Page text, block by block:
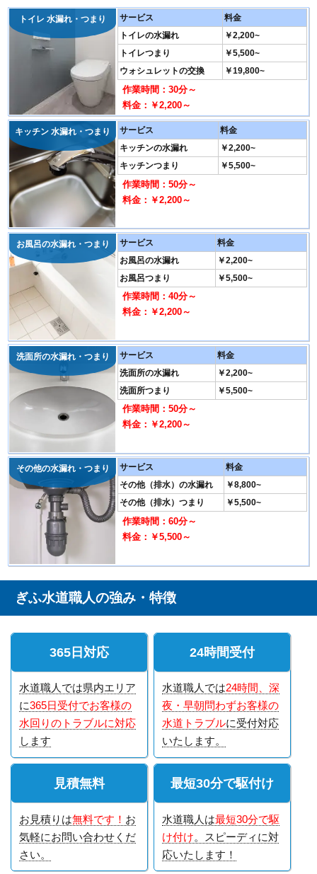
トイレ 水漏れ・つまり サービス
料金
トイレの水漏れ
￥2,200~
トイレつまり
￥5,500~
ウォシュレットの交換
￥19,800~
作業時間：30分～
料金：￥2,200～
キッチン 水漏れ・つまり サービス
料金
キッチンの水漏れ
￥2,200~
キッチンつまり
￥5,500~
作業時間：50分～
料金：￥2,200～
お風呂の水漏れ・つまり サービス
料金
お風呂の水漏れ
￥2,200~
お風呂つまり
￥5,500~
作業時間：40分～
料金：￥2,200～
洗面所の水漏れ・つまり サービス
料金
洗面所の水漏れ
￥2,200~
洗面所つまり
￥5,500~
作業時間：50分～
料金：￥2,200～
その他の水漏れ・つまり サービス
料金
その他（排水）の水漏れ
￥8,800~
その他（排水）つまり
￥5,500~
作業時間：60分～
料金：￥5,500～
ぎふ水道職人の強み・特徴
365日対応
水道職人では県内エリア
に365日受付でお客様の
水回りのトラブルに対応
します
24時間受付
水道職人では24時間、深
夜・早朝問わずお客様の
水道トラブルに受付対応
いたします。
見積無料
お見積りは無料です！ お
気軽にお問い合わせくだ
さい。
最短30分で駆付け
水道職人は最短30分で駆
け付け。スピーディに対
応いたします！